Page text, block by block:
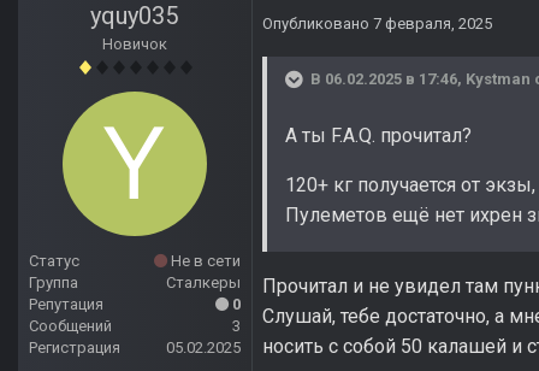
yquy035
Новичок
Статус
Не в сети
Группа
Сталкеры
Репутация
0
Сообщений
3
Регистрация
05.02.2025
Опубликовано 7 февраля, 2025
В 06.02.2025 в 17:46, Kystman
А ты F.A.Q. прочитал?
120+ кг получается от
Пулеметов ещё нет ихрен
Прочитал и не увидел там
Слушай, тебе достаточно, а
носить с собой 50 калашей и